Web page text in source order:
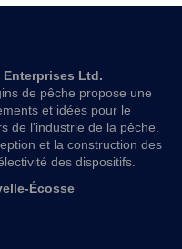
Ltd.
de pêche propose une
et idées pour le
de l'industrie de la pêche.
et la construction des
des dispositifs.
Écosse